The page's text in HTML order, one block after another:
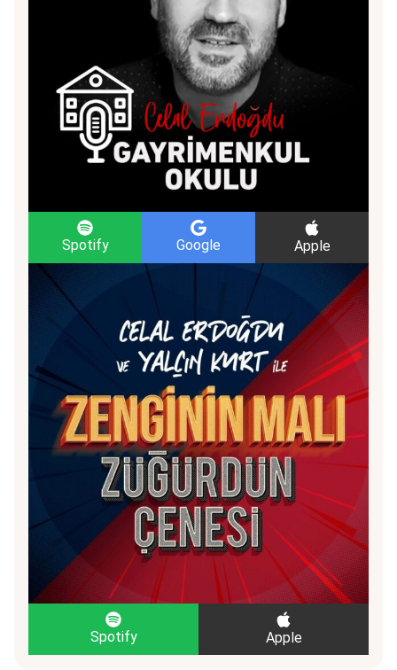
Spotify Google Apple
Spotify Apple